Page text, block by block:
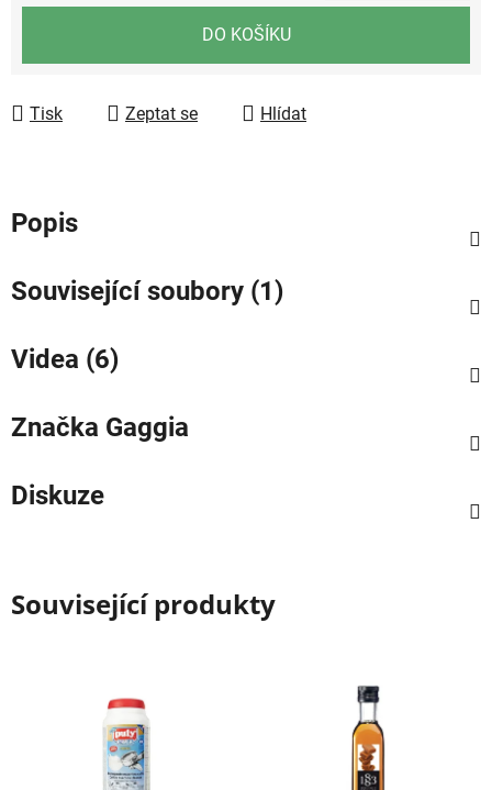
DO KOŠÍKU
Tisk Zeptat se Hlídat
Popis
Související soubory (1)
Videa (6)
Značka Gaggia
Diskuze
Související produkty